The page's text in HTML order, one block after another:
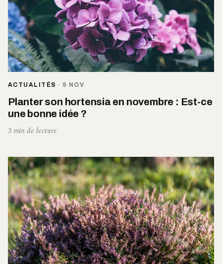
ACTUALITÉS · 9 NOV
Planter son hortensia en novembre : Est-ce
une bonne idée ?
3 min de lecture